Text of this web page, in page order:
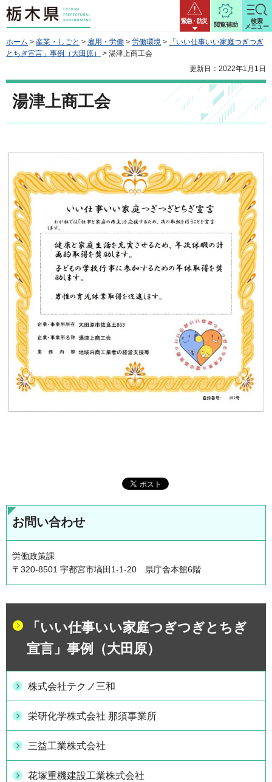
栃木県 緊急・防災
閲覧補助
検索
メニュー
ホーム > 産業・しごと > 雇用・労働 > 労働環境 >
「いい仕事いい家庭つぎつぎ
とちぎ宣言」事例（大田原）
> 湯津上商工会
更新日：2022年1月1日
湯津上商工会
お問い合わせ
労働政策課
〒320-8501 宇都宮市塙田1-1-20 県庁舎本館6階
「いい仕事いい家庭つぎつぎとちぎ
宣言」事例（大田原）
株式会社テクノ三和
栄研化学株式会社 那須事業所
三益工業株式会社
花塚重機建設工業株式会社